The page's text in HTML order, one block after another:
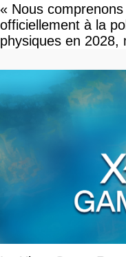
« Nous
officiellement à la
physiques en 2028,